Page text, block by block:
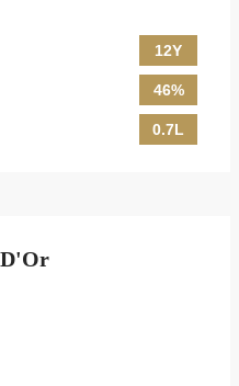
12Y
46%
0.7L
D'Or